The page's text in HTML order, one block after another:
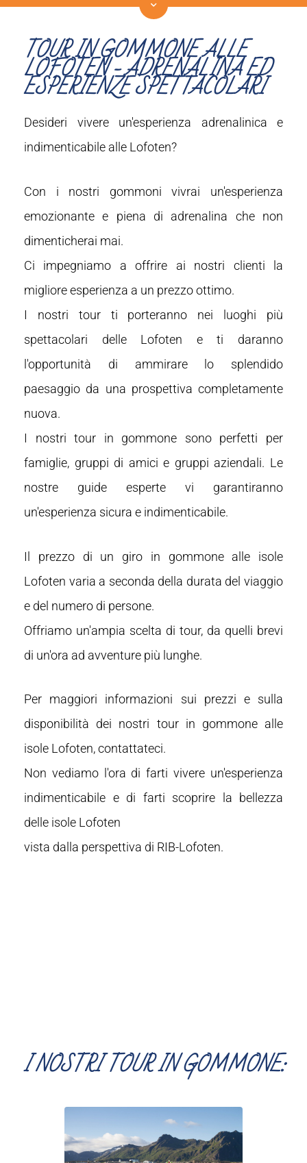
Con una delle nostre esperienze in barca creerai
un ricordo indimenticabile!
TOUR IN GOMMONE ALLE
LOFOTEN - ADRENALINA ED
ESPERIENZE SPETTACOLARI
Desideri vivere un'esperienza adrenalinica e
indimenticabile alle Lofoten?
Con i nostri gommoni vivrai un'esperienza
emozionante e piena di adrenalina che non
dimenticherai mai.
Ci impegniamo a offrire ai nostri clienti la
migliore esperienza a un prezzo ottimo.
I nostri tour ti porteranno nei luoghi più
spettacolari delle Lofoten e ti daranno
l'opportunità di ammirare lo splendido
paesaggio da una prospettiva completamente
nuova.
I nostri tour in gommone sono perfetti per
famiglie, gruppi di amici e gruppi aziendali. Le
nostre guide esperte vi garantiranno
un'esperienza sicura e indimenticabile.
Il prezzo di un giro in gommone alle isole
Lofoten varia a seconda della durata del viaggio
e del numero di persone.
Offriamo un'ampia scelta di tour, da quelli brevi
di un'ora ad avventure più lunghe.
Per maggiori informazioni sui prezzi e sulla
disponibilità dei nostri tour in gommone alle
isole Lofoten, contattateci.
Non vediamo l'ora di farti vivere un'esperienza
indimenticabile e di farti scoprire la bellezza
delle isole Lofoten
vista dalla perspettiva di RIB-Lofoten.
I NOSTRI TOUR IN GOMMONE: